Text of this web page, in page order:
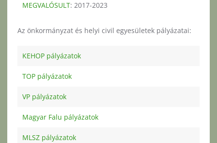
MEGVALÓSULT: 2017-2023
Az önkormányzat és helyi civil egyesületek pályázatai:
KEHOP pályázatok
TOP pályázatok
VP pályázatok
Magyar Falu pályázatok
MLSZ pályázatok